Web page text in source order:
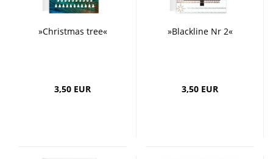
»Christmas tree«
3,50 EUR
»Blackline Nr 2«
3,50 EUR